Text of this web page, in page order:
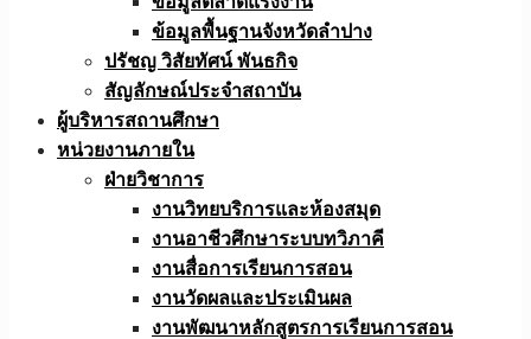
ข้อมูลพื้นฐานจังหวัดลำปาง
ปรัชญ วิสัยทัศน์ พันธกิจ
สัญลักษณ์ประจำสถาบัน
ผู้บริหารสถานศึกษา
หน่วยงานภายใน
ฝ่ายวิชาการ
งานวิทยบริการและห้องสมุด
งานอาชีวศึกษาระบบทวิภาคี
งานสื่อการเรียนการสอน
งานวัดผลและประเมินผล
งานพัฒนาหลักสูตรการเรียนการสอน